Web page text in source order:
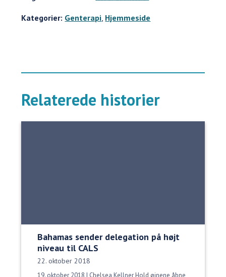
Kategorier: Genterapi Hjemmeside
Relaterede historier
Bahamas sender delegation på højt
niveau til CALS
Udgivelsesdato:
22. oktober 2018
19. oktober 2018 | Chelsea Kellner Hold øjnene åbne